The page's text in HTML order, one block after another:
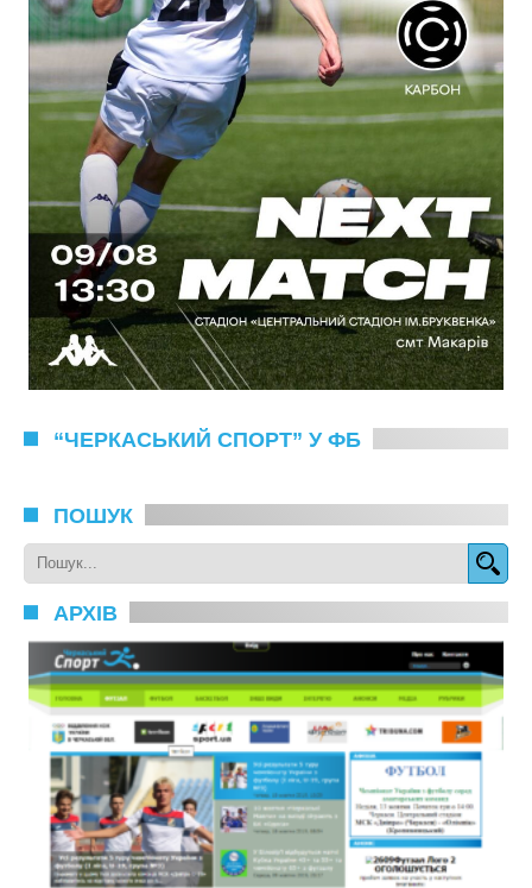
“ЧЕРКАСЬКИЙ СПОРТ” У ФБ
ПОШУК
АРХІВ